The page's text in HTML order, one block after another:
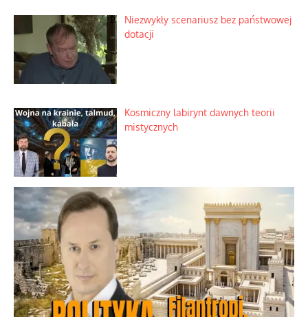
Niezwykły scenariusz bez państwowej
dotacji
Kosmiczny labirynt dawnych teorii
mistycznych